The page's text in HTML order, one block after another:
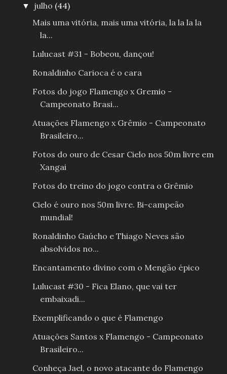
▼ julho (44)
Mais uma vitória, mais uma vitória, la la la la
la...
Lulucast #31 - Bobeou, dançou!
Ronaldinho Carioca é o cara
Fotos do jogo Flamengo x Gremio -
Campeonato Brasi...
Atuações Flamengo x Grêmio - Campeonato
Brasileiro...
Fotos do ouro de Cesar Cielo nos 50m livre em
Xangai
Fotos do treino do jogo contra o Grêmio
Cielo é ouro nos 50m livre. Bi-campeão
mundial!
Ronaldinho Gaúcho e Thiago Neves são
absolvidos no...
Encantamento divino com o Mengão épico
Lulucast #30 - Fica Elano, que vai ter
embaixadi...
Exemplificando o que é Flamengo
Atuações Santos x Flamengo - Campeonato
Brasileiro...
Conheça Jael, o novo atacante do Flamengo